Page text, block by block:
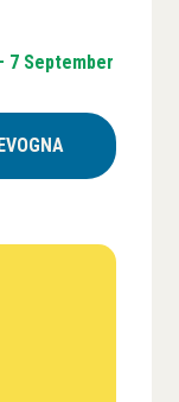
7 September